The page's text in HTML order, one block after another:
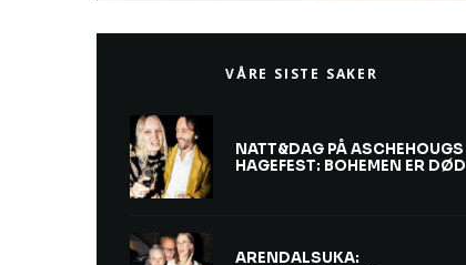
VÅRE SISTE SAKER
NATT&DAG PÅ ASCHEHOUGS
HAGEFEST: BOHEMEN ER DØD
ARENDALSUKA: